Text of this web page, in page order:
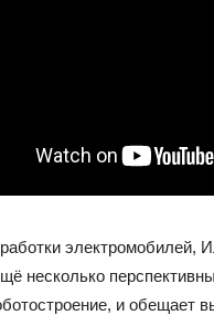
электромобилей,
несколько
и обещает